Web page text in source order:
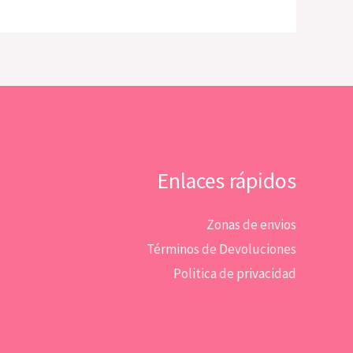
Enlaces rápidos
Zonas de envios
Términos de Devoluciones
Politica de privacidad